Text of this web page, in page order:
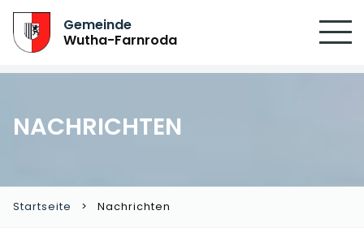
Gemeinde
Wutha-Farnroda
NACHRICHTEN
Startseite Nachrichten